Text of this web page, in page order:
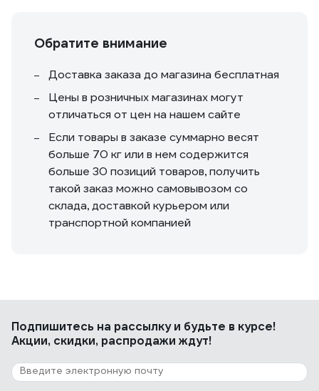
Обратите внимание
Доставка заказа до магазина бесплатная
Цены в розничных магазинах могут
отличаться от цен на нашем сайте
Если товары в заказе суммарно весят
больше 70 кг или в нем содержится
больше 30 позиций товаров, получить
такой заказ можно самовывозом со
склада, доставкой курьером или
транспортной компанией
Подпишитесь на рассылкуи будьте в курсе!
Акции, скидки, распродажи ждут!